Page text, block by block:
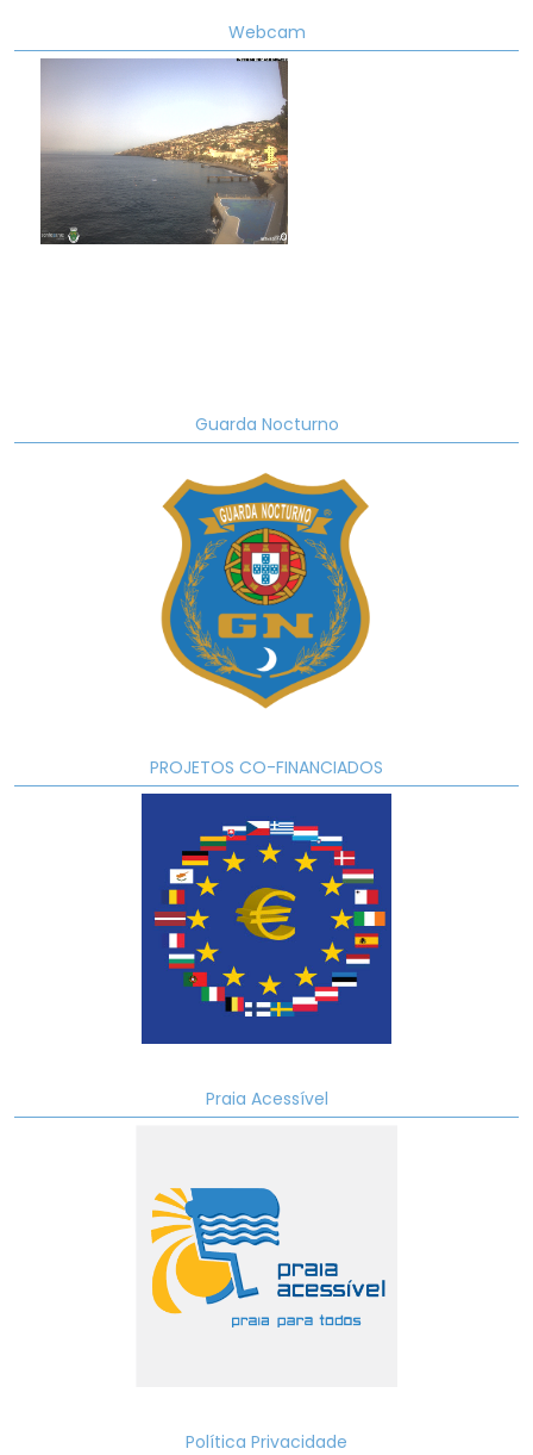
Webcam
Guarda Nocturno
PROJETOS CO-FINANCIADOS
Praia Acessível
Política Privacidade